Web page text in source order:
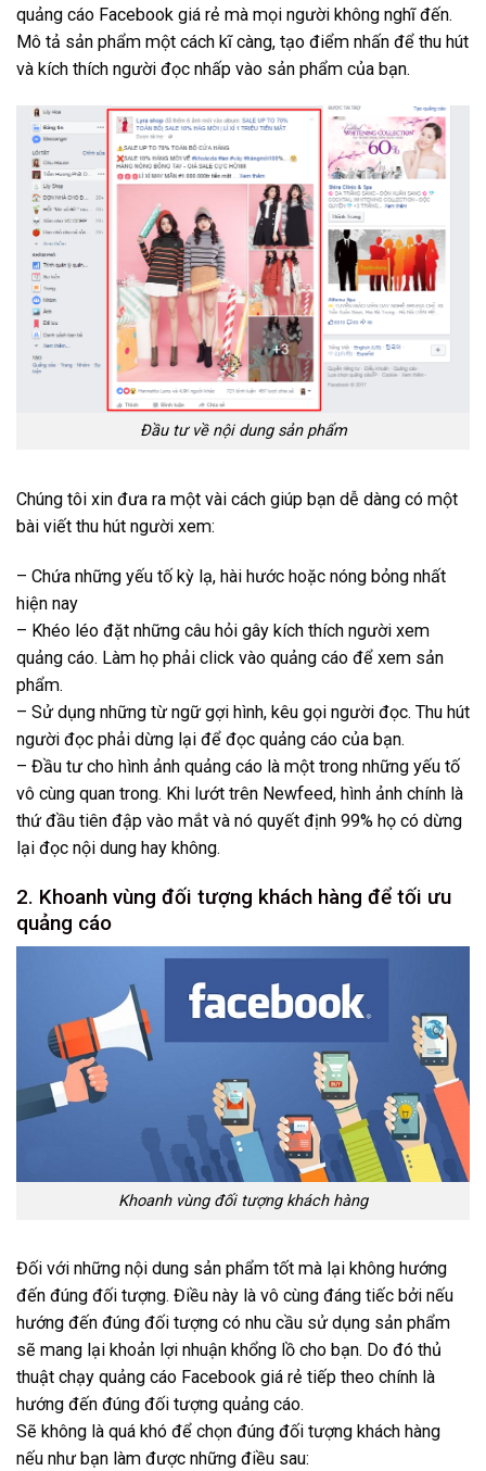
quảng cáo Facebook giá rẻ mà mọi người không nghĩ đến.
Mô tả sản phẩm một cách kĩ càng, tạo điểm nhấn để thu hút
và kích thích người đọc nhấp vào sản phẩm của bạn.
Đầu tư về nội dung sản phẩm
Chúng tôi xin đưa ra một vài cách giúp bạn dễ dàng có một
bài viết thu hút người xem:
– Chứa những yếu tố kỳ lạ, hài hước hoặc nóng bỏng nhất
hiện nay
– Khéo léo đặt những câu hỏi gây kích thích người xem
quảng cáo. Làm họ phải click vào quảng cáo để xem sản
phẩm.
– Sử dụng những từ ngữ gợi hình, kêu gọi người đọc. Thu hút
người đọc phải dừng lại để đọc quảng cáo của bạn.
– Đầu tư cho hình ảnh quảng cáo là một trong những yếu tố
vô cùng quan trong. Khi lướt trên Newfeed, hình ảnh chính là
thứ đầu tiên đập vào mắt và nó quyết định 99% họ có dừng
lại đọc nội dung hay không.
2. Khoanh vùng đối tượng khách hàng để tối ưu
quảng cáo
Khoanh vùng đối tượng khách hàng
Đối với những nội dung sản phẩm tốt mà lại không hướng
đến đúng đối tượng. Điều này là vô cùng đáng tiếc bởi nếu
hướng đến đúng đối tượng có nhu cầu sử dụng sản phẩm
sẽ mang lại khoản lợi nhuận khổng lồ cho bạn. Do đó thủ
thuật chạy quảng cáo Facebook giá rẻ tiếp theo chính là
hướng đến đúng đối tượng quảng cáo.
Sẽ không là quá khó để chọn đúng đối tượng khách hàng
nếu như bạn làm được những điều sau: